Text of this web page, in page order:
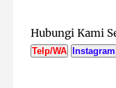
Hubungi Kami
Telp/WA Instagram